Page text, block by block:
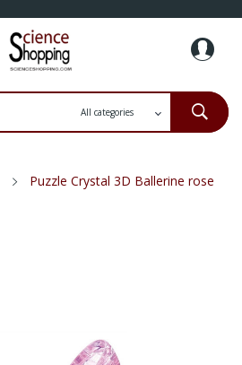
Puzzle Crystal 3D Ballerine rose